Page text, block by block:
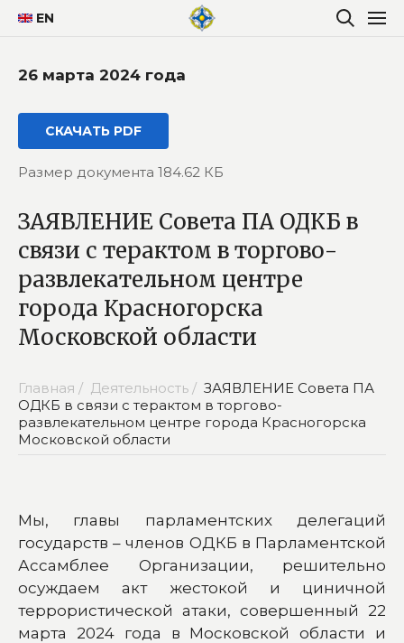
EN
26 марта 2024 года
СКАЧАТЬ PDF
Размер документа 184.62 КБ
ЗАЯВЛЕНИЕ Совета ПА ОДКБ в
связи с терактом в торгово-
развлекательном центре
города Красногорска
Московской области
Главная / Деятельность / ЗАЯВЛЕНИЕ Совета ПА
ОДКБ в связи с терактом в торгово-
развлекательном центре города Красногорска
Московской области
Мы, главы парламентских делегаций
государств – членов ОДКБ в Парламентской
Ассамблее Организации, решительно
осуждаем акт жестокой и циничной
террористической атаки, совершенный 22
марта 2024 года в Московской области и